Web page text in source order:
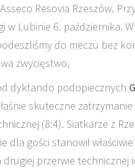
Resovia Rzeszów.
w Lubinie 6. października.
do meczu bez
zwycięstwo,
dyktando podopiecznych
skuteczne zatrzymanie
(8:4). Siatkarze z
dla gości stanowił
przerwie technicznej